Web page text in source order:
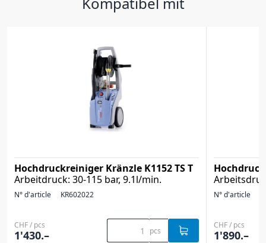
Hochdruckreiniger Kränzle K1152 TS T
Arbeitdruck: 30-115 bar, 9.1l/min.
N° d'article KR602022
CHF / pcs
1'430.– pcs
N° d'article
CHF / pcs
1'890.–